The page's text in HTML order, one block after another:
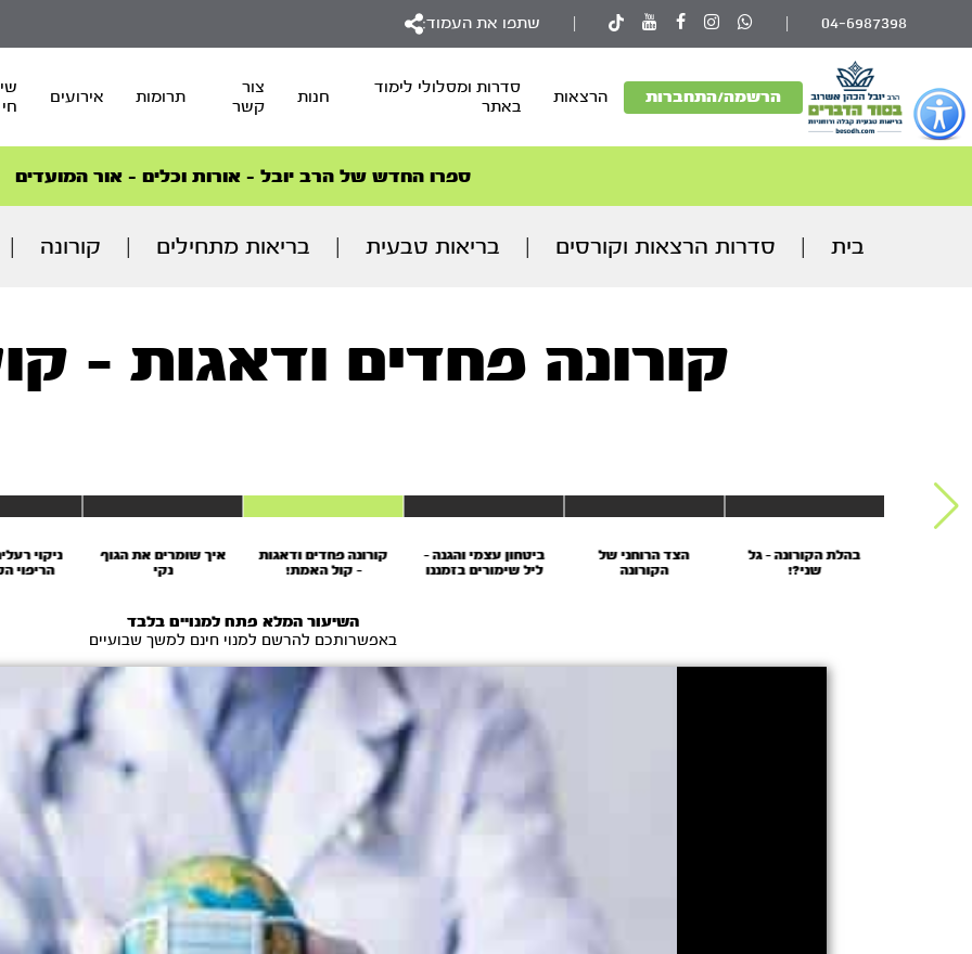
כפתור
לפתיחת
תפריט
נגישות
04-6987398 שתפו את העמוד:
הרשמה/התחברות הרצאות
סדרות ומסלולי לימוד
באתר
חנות
צור
קשר
תרומות אירועים
חי
סדרות הפודקאסטים
הסדרה המובילה החודש – דרך המלך
ספרו החדש של הרב יובל – אורות וכלים – אור המועדים
הצטרפו למהפכת הבריאות הטבעית >
סדרות הפודקאסטים
הסדרה המובילה החודש – דרך המלך
בית סדרות הרצאות וקורסים בריאות טבעית בריאות מתחילים קורונה
קורונה פחדים ודאגות -
בהלת הקורונה - גל
שני?!
הצד הרוחני של
הקורונה
ביטחון עצמי והגנה -
ליל שימורים בזמננו
קורונה פחדים ודאגות
- קול האמת!
איך שומרים את הגוף
נקי
ניקוי
הריפוי
השיעור המלא פתח למנויים בלבד
באפשרותכם להרשם למנוי חינם למשך שבועיים